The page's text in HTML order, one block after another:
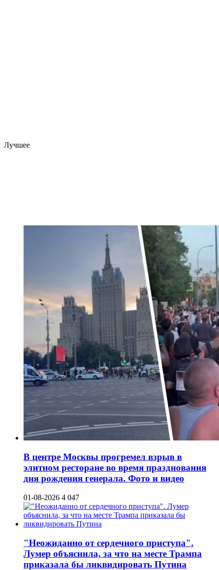
Лучшее
В центре Москвы прогремел взрыв в
элитном ресторане во время празднования
дня рождения генерала. Фото и видео
01-08-2026 4 047
"Неожиданно от сердечного приступа".
Лумер объяснила, за что на месте Трампа
приказала бы ликвидировать Путина